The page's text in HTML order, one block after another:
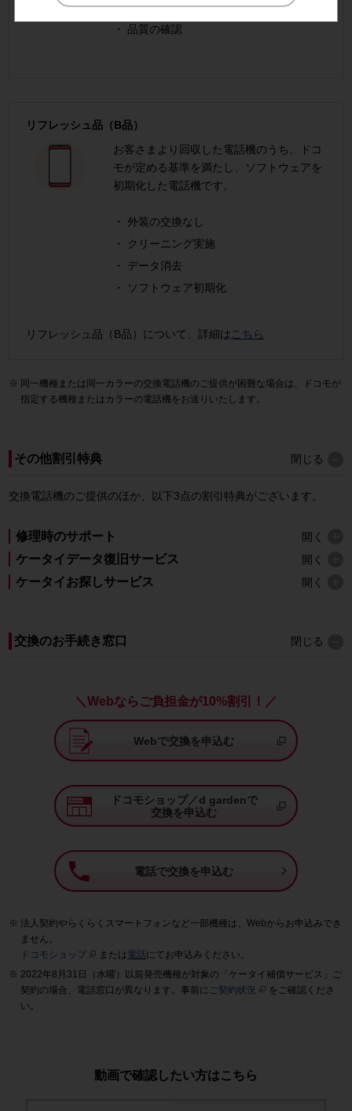
外装の新品交換
品質の確認
リフレッシュ品（B品）
お客さまより回収した電話機のうち、ドコ
モが定める基準を満たし、ソフトウェアを
初期化した電話機です。
外装の交換なし
クリーニング実施
データ消去
ソフトウェア初期化
リフレッシュ品（B品）について、詳細は こちら
同一機種または同一カラーの交換電話機のご提供が困難な場合は、ドコモが
指定する機種またはカラーの電話機をお送りいたします。
その他割引特典 閉じる
交換電話機のご提供のほか、以下3点の割引特典がございます。
修理時のサポート 開く
ケータイデータ復旧サービス 開く
ケータイお探しサービス 開く
交換のお手続き窓口 閉じる
＼Webならご負担金が10%割引！／
Webで交換を申込む
ドコモショップ／d gardenで
交換を申込む
電話で交換を申込む 
法人契約やらくらくスマートフォンなど一部機種は、Webからお申込みでき
ません。
ドコモショップ
または 電話にてお申込みください。
2022年8月31日（水曜）以前発売機種が対象の「ケータイ補償サービス」ご
契約の場合、電話窓口が異なります。事前に ご契約状況
をご確認くださ
い。
動画で確認したい方はこちら